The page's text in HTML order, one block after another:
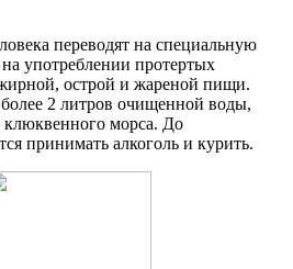
переводят на специальную
употреблении протертых
острой и жареной пищи.
2 литров очищенной воды,
морса. До
принимать алкоголь и курить.